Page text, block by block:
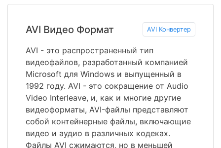
AVI Видео Формат AVI Конвертер
AVI - это распространенный тип
видеофайлов, разработанный компанией
Microsoft для Windows и выпущенный в
1992 году. AVI - это сокращение от Audio
Video Interleave, и, как и многие другие
видеоформаты, AVI-файлы представляют
собой контейнерные файлы, включающие
видео и аудио в различных кодеках.
Файлы AVI сжимаются, но в меньшей